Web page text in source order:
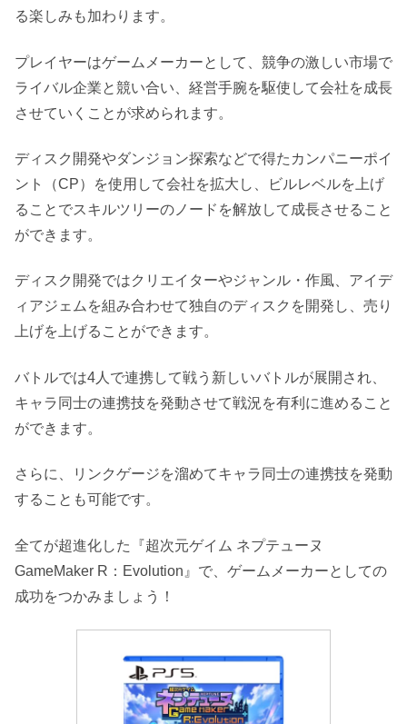
る楽しみも加わります。
プレイヤーはゲームメーカーとして、競争の激しい市場で
ライバル企業と競い合い、経営手腕を駆使して会社を成長
させていくことが求められます。
ディスク開発やダンジョン探索などで得たカンパニーポイ
ント（CP）を使用して会社を拡大し、ビルレベルを上げ
ることでスキルツリーのノードを解放して成長させること
ができます。
ディスク開発ではクリエイターやジャンル・作風、アイデ
ィアジェムを組み合わせて独自のディスクを開発し、売り
上げを上げることができます。
バトルでは4人で連携して戦う新しいバトルが展開され、
キャラ同士の連携技を発動させて戦況を有利に進めること
ができます。
さらに、リンクゲージを溜めてキャラ同士の連携技を発動
することも可能です。
全てが超進化した『超次元ゲイム ネプテューヌ
GameMaker R：Evolution』で、ゲームメーカーとしての
成功をつかみましょう！